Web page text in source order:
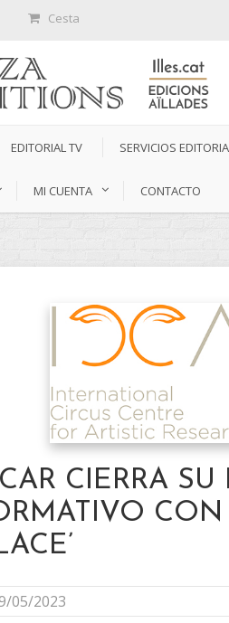
Cesta
EDITORIAL TV SERVICIOS
MI CUENTA CONTACTO
CIERRA SU
05/2023